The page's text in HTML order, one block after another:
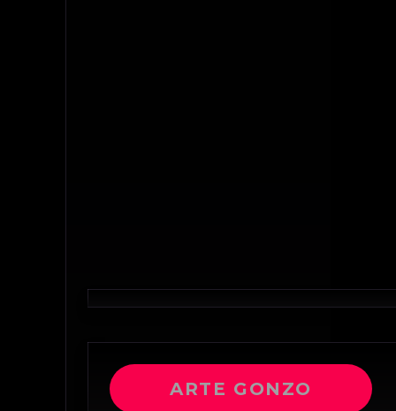
ARTE GONZO